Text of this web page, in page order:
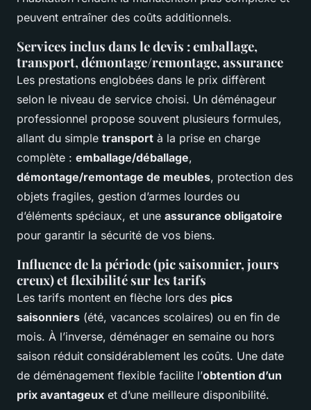
peuvent entraîner des coûts additionnels.
Services inclus dans le devis : emballage,
transport, démontage/remontage, assurance
Les prestations englobées dans le prix diffèrent
selon le niveau de service choisi. Un déménageur
professionnel propose souvent plusieurs formules,
allant du simple transport à la prise en charge
complète : emballage/déballage,
démontage/remontage de meubles, protection des
objets fragiles, gestion d’armes lourdes ou
d’éléments spéciaux, et une assurance obligatoire
pour garantir la sécurité de vos biens.
Influence de la période (pic saisonnier, jours
creux) et flexibilité sur les tarifs
Les tarifs montent en flèche lors des pics
saisonniers (été, vacances scolaires) ou en fin de
mois. À l’inverse, déménager en semaine ou hors
saison réduit considérablement les coûts. Une date
de déménagement flexible facilite l’obtention d’un
prix avantageux et d’une meilleure disponibilité.